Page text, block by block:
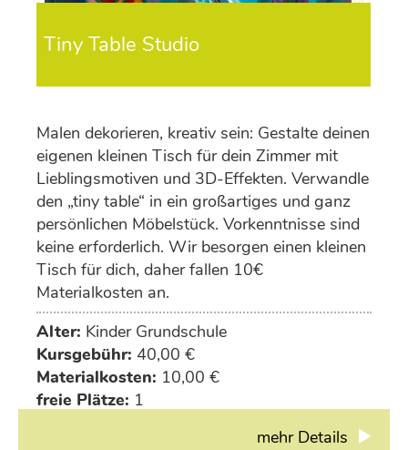
Tiny Table Studio
Malen dekorieren, kreativ sein: Gestalte deinen
eigenen kleinen Tisch für dein Zimmer mit
Lieblingsmotiven und 3D-Effekten. Verwandle
den „tiny table“ in ein großartiges und ganz
persönlichen Möbelstück. Vorkenntnisse sind
keine erforderlich. Wir besorgen einen kleinen
Tisch für dich, daher fallen 10€
Materialkosten an.
Alter: Kinder Grundschule
Kursgebühr: 40,00 €
Materialkosten: 10,00 €
freie Plätze: 1
mehr Details